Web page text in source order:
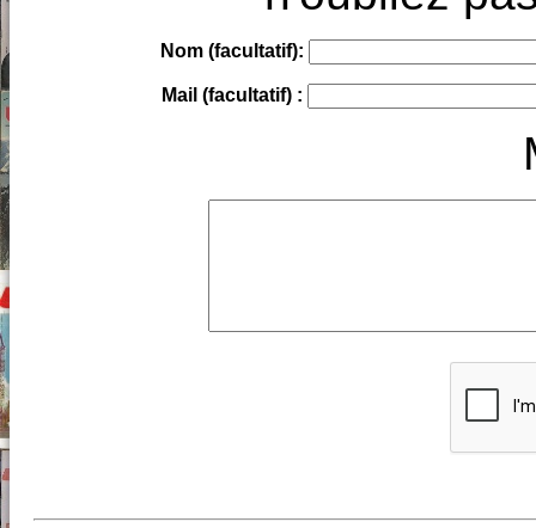
Nom (facultatif):
Mail (facultatif) :